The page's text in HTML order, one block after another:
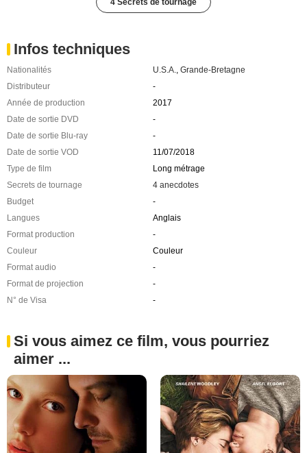
Infos techniques
Nationalités U.S.A.
Grande-Bretagne
Distributeur
-
Année de production
2017
Date de sortie DVD
-
Date de sortie Blu-ray
-
Date de sortie VOD
11/07/2018
Type de film
Long métrage
Secrets de tournage
4 anecdotes
Budget
-
Langues
Anglais
Format production
-
Couleur
Couleur
Format audio
-
Format de projection
-
N° de Visa
-
Si vous aimez ce film, vous pourriez
aimer ...